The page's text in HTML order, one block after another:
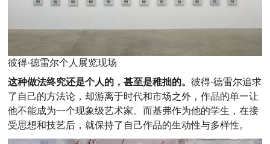
彼得·德雷尔个人展览现场
这种做法终究还是个人的，甚至是稚拙的。彼得·德雷尔追求
了自己的方法论，却游离于时代和市场之外，作品的单一让
他不能成为一个现象级艺术家。而基弗作为他的学生，在接
受思想和技艺后，就保持了自己作品的生动性与多样性。